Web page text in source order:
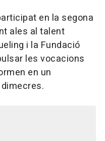
en la segona
ales al talent
i la Fundació
les vocacions
en un